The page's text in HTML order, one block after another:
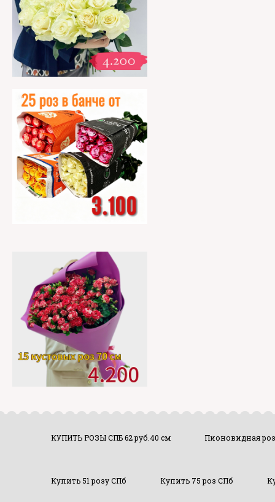
КУПИТЬ РОЗЫ СПБ 62 руб.40 см Пионовидная
Купить 51 розу СПб Купить 75 роз СПб